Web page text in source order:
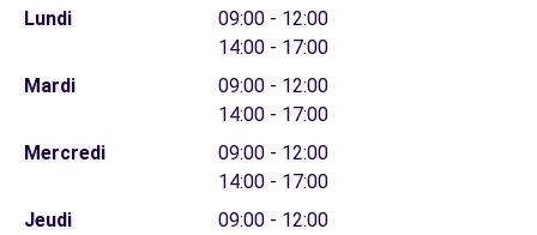
Lundi
09:00 - 12:00
14:00 - 17:00
Mardi
09:00 - 12:00
14:00 - 17:00
Mercredi
09:00 - 12:00
14:00 - 17:00
Jeudi
09:00 - 12:00